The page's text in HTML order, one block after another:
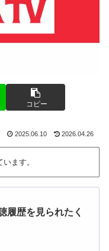
コピー
2025.06.10 2026.04.26
ます。
履歴を見られたく